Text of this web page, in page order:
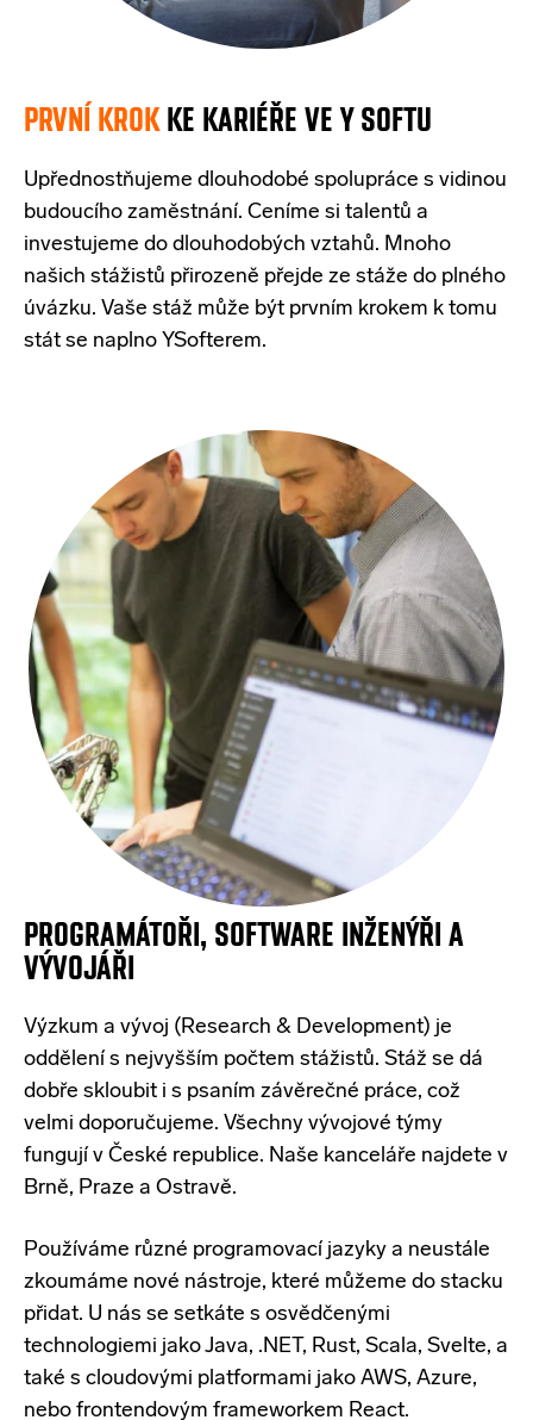
PRVNÍ KROK KE KARIÉŘE VE Y SOFTU
Upřednostňujeme dlouhodobé spolupráce s vidinou
budoucího zaměstnání. Ceníme si talentů a
investujeme do dlouhodobých vztahů. Mnoho
našich stážistů přirozeně přejde ze stáže do plného
úvázku. Vaše stáž může být prvním krokem k tomu
stát se naplno YSofterem.
PROGRAMÁTOŘI, SOFTWARE INŽENÝŘI A
VÝVOJÁŘI
Výzkum a vývoj (Research & Development) je
oddělení s nejvyšším počtem stážistů. Stáž se dá
dobře skloubit i s psaním závěrečné práce, což
velmi doporučujeme. Všechny vývojové týmy
fungují v České republice. Naše kanceláře najdete v
Brně, Praze a Ostravě.
Používáme různé programovací jazyky a neustále
zkoumáme nové nástroje, které můžeme do stacku
přidat. U nás se setkáte s osvědčenými
technologiemi jako Java, .NET, Rust, Scala, Svelte, a
také s cloudovými platformami jako AWS, Azure,
nebo frontendovým frameworkem React.